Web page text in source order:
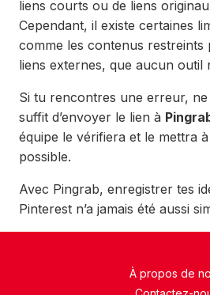
liens courts ou de liens
Cependant, il existe certaines
comme les contenus restreints
liens externes, que aucun outil
Si tu rencontres une erreur,
suffit d’envoyer le lien à
équipe le vérifiera et le mettra
possible.
Avec Pingrab, enregistrer tes
Pinterest n’a jamais été aussi
À propos de